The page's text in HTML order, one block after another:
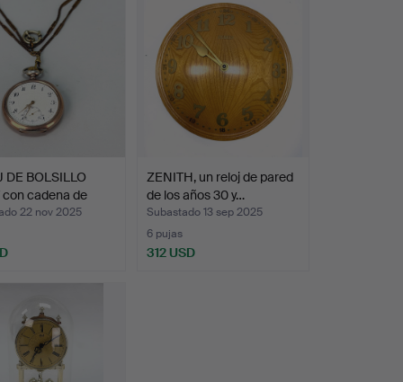
DE BOLSILLO
con cadena de
22 nov 2025
ZENITH, un reloj de pared
de los años 30 y…
Subastado 13 sep 2025
6 pujas
312 USD